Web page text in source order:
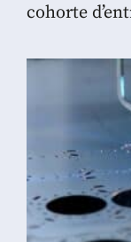
cohorte